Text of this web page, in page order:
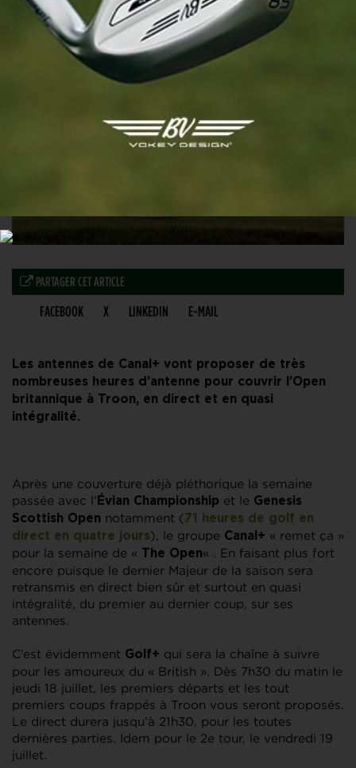
15 JUILLET 2024
PARTAGER CET ARTICLE
FACEBOOK X LINKEDIN E-MAIL
Les antennes de Canal+ vont proposer de très
nombreuses heures d’antenne pour couvrir l’Open
britannique à Troon, en direct et en quasi
intégralité.
Après une couverture déjà pléthorique la semaine
passée avec l’ Évian Championship et le Genesis
Scottish Open notamment ( 71 heures de golf en
direct en quatre jours), le groupe Canal+ « remet ça »
pour la semaine de «
The Open« . En faisant plus fort
encore puisque le dernier Majeur de la saison sera
retransmis en direct bien sûr et surtout en quasi
intégralité, du premier au dernier coup, sur ses
antennes.
C’est évidemment Golf+ qui sera la chaîne à suivre
pour les amoureux du « British ». Dès 7h30 du matin le
jeudi 18 juillet, les premiers départs et les tout
premiers coups frappés à Troon vous seront proposés.
Le direct durera jusqu’à 21h30, pour les toutes
dernières parties. Idem pour le 2e tour, le vendredi 19
juillet.